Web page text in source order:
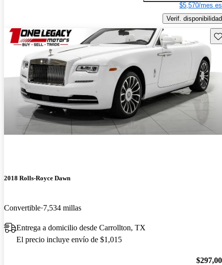
$5,570/mes
Verif. disponibilidad
2018 Rolls-Royce Dawn
Convertible 7,534 millas
Entrega a domicilio desde Carrollton, TX
El precio incluye envío de $1,015